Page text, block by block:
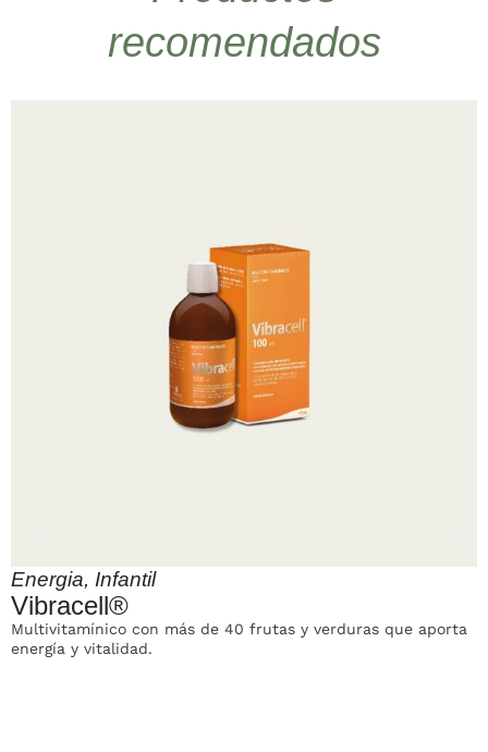
recomendados
Energia, Infantil
Vibracell®
Multivitamínico con más de 40 frutas y verduras que aporta
energía y vitalidad.